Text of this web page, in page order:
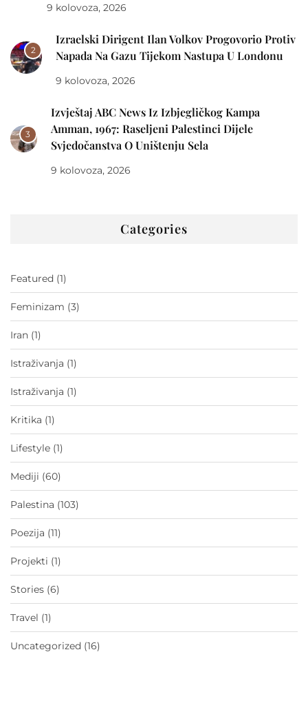
9 kolovoza, 2026
2
Izraelski Dirigent Ilan Volkov Progovorio Protiv
Napada Na Gazu Tijekom Nastupa U Londonu
9 kolovoza, 2026
3
Izvještaj ABC News Iz Izbjegličkog Kampa
Amman, 1967: Raseljeni Palestinci Dijele
Svjedočanstva O Uništenju Sela
9 kolovoza, 2026
Categories
Featured (1)
Feminizam (3)
Iran (1)
Istraživanja (1)
Istraživanja (1)
Kritika (1)
Lifestyle (1)
Mediji (60)
Palestina (103)
Poezija (11)
Projekti (1)
Stories (6)
Travel (1)
Uncategorized (16)